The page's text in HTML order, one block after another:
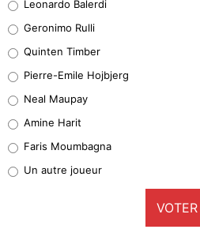
32%
5%
1%
9%
Leonardo Balerdi
Geronimo Rulli
Quinten Timber
Pierre-Emile Hojbjerg
Neal Maupay
Amine Harit
Faris Moumbagna
Un autre joueur
VOTER